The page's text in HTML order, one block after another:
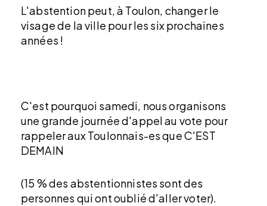
L'abstention peut, à Toulon, changer le
visage de la ville pour les six prochaines
années !
C'est pourquoi samedi, nous organisons
une grande journée d'appel au vote pour
rappeler aux Toulonnais-es que C'EST
DEMAIN
(15 % des abstentionnistes sont des
personnes qui ont oublié d'aller voter).